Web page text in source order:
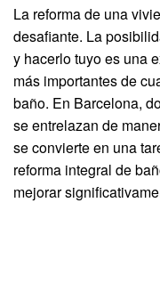
La reforma de una
desafiante. La
y hacerlo tuyo es una
más importantes de
baño. En Barcelona,
se entrelazan de
se convierte en una
reforma integral de
mejorar